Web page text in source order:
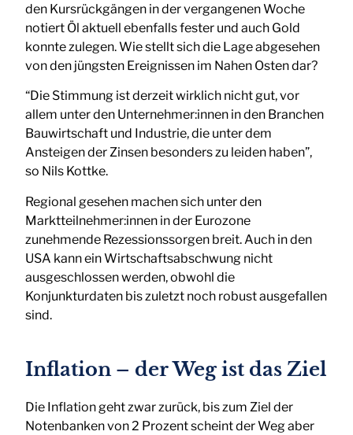
den Kursrückgängen in der vergangenen Woche
notiert Öl aktuell ebenfalls fester und auch Gold
konnte zulegen. Wie stellt sich die Lage abgesehen
von den jüngsten Ereignissen im Nahen Osten dar?
“Die Stimmung ist derzeit wirklich nicht gut, vor
allem unter den Unternehmer:innen in den Branchen
Bauwirtschaft und Industrie, die unter dem
Ansteigen der Zinsen besonders zu leiden haben”,
so Nils Kottke.
Regional gesehen machen sich unter den
Marktteilnehmer:innen in der Eurozone
zunehmende Rezessionssorgen breit. Auch in den
USA kann ein Wirtschaftsabschwung nicht
ausgeschlossen werden, obwohl die
Konjunkturdaten bis zuletzt noch robust ausgefallen
sind.
Inflation – der Weg ist das Ziel
Die Inflation geht zwar zurück, bis zum Ziel der
Notenbanken von 2 Prozent scheint der Weg aber